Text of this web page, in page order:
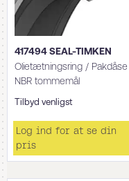
417494 SEAL-TIMKEN
Olietætningsring / Pakdåse
NBR tommemål
Tilbyd venligst
Log ind for at se din
pris